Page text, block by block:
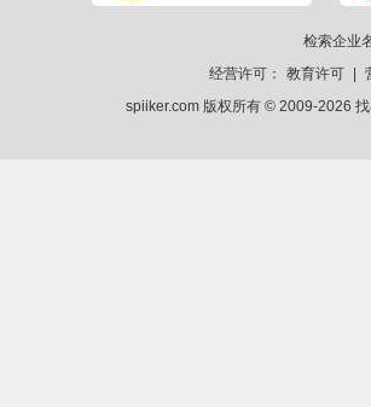
检索企业
经营许可：
教育许可
spiiker.com 版权所有 © 2009-2026